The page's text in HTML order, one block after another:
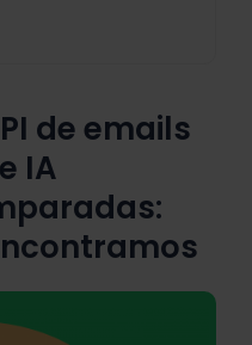
de emails
IA